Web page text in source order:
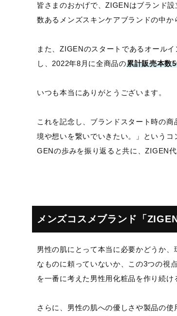
皆さまのおかげで、ZIGENはブランド設
数あるメンズスキンケアブランドの中か
また、ZIGENのスタートであるオール
し、2022年8月に全商品の累計販売本数
いつも本当にありがとうございます。
これを記念し、ブランドスタート時の
境や想いを繋いでいきたい。」という
GENの歩みを振り返ると共に、ZIGEN
メンズコスメブランド「
男性の肌にとって本当に必要かどうか
なものに頼っていないか、この3つの視
を一番に考えた男性用化粧品を作り続け
さらに、男性の肌への優しさや製品の